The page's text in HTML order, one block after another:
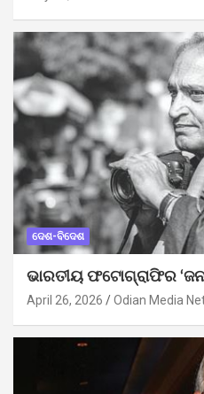
ଦେଶ-ବିଦେଶ
ଭାରତୀୟ ଫଟୋଗ୍ରାଫିର
April 26, 2026 Odian Media